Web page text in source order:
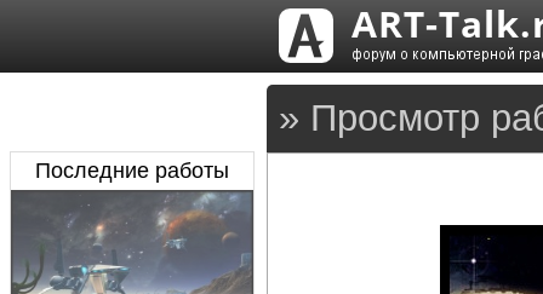
» Просмотр
Последние работы